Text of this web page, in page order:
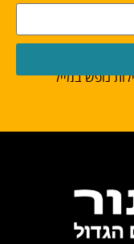
נופש במייל